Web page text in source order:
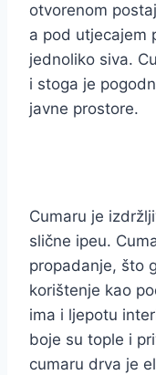
otvorenom
a pod utjecajem
jednoliko siva.
i stoga je
javne prostore.
Cumaru je
slične ipeu.
propadanje, što
korištenje kao
ima i ljepotu
boje su tople i
cumaru drva je